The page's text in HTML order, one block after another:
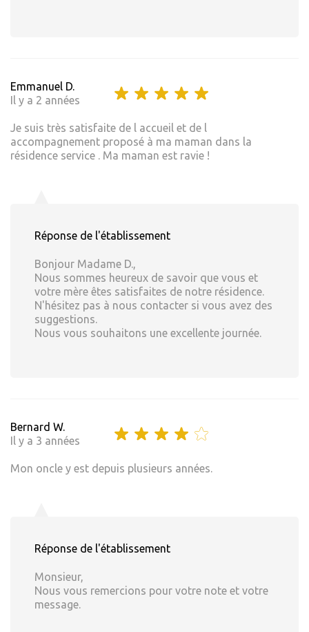
Emmanuel D.
Il y a 2 années
Je suis très satisfaite de l accueil et de l
accompagnement proposé à ma maman dans la
résidence service . Ma maman est ravie !
Réponse de l'établissement
Bonjour Madame D.,
Nous sommes heureux de savoir que vous et
votre mère êtes satisfaites de notre résidence.
N'hésitez pas à nous contacter si vous avez des
suggestions.
Nous vous souhaitons une excellente journée.
Bernard W.
Il y a 3 années
Mon oncle y est depuis plusieurs années.
Réponse de l'établissement
Monsieur,
Nous vous remercions pour votre note et votre
message.